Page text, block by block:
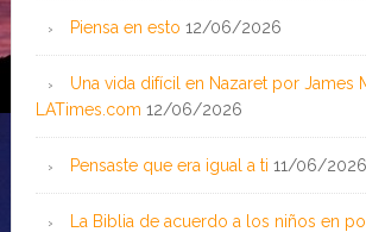
Piensa en esto 12/06/2026
Una vida difícil en Nazaret por James
LATimes.com 12/06/2026
Pensaste que era igual a ti 11/06/2026
La Biblia de acuerdo a los niños en